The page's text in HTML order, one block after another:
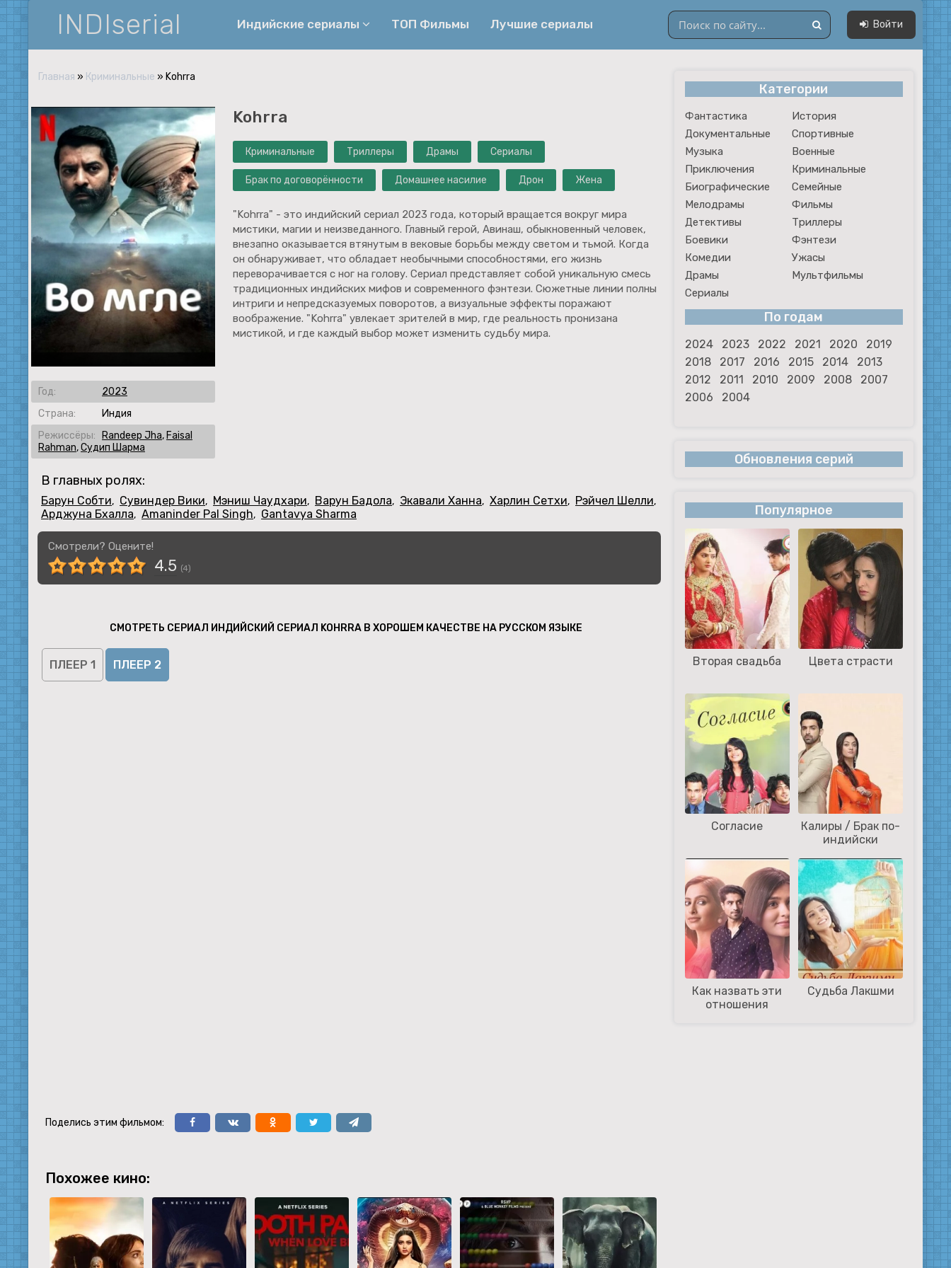
INDIserial Индийские сериалы
История
Документальные
Спортивные
Музыка
Военные
Биографические
Семейные
Мелодрамы
Фильмы
Боевики
Фэнтези
Комедии
Ужасы
Мультфильмы
Сериалы
ТОП Фильмы Лучшие сериалы Войти
Главная » Криминальные » Kohrra
Kohrra
Криминальные Триллеры Драмы Сериалы
Брак по договорённости Домашнее насилие Дрон Жена
"Kohrra" - это индийский сериал 2023 года, который вращается вокруг мира
мистики, магии и неизведанного. Главный герой, Авинаш, обыкновенный человек,
внезапно оказывается втянутым в вековые борьбы между светом и тьмой. Когда
он обнаруживает, что обладает необычными способностями, его жизнь
переворачивается с ног на голову. Сериал представляет собой уникальную смесь
традиционных индийских мифов и современного фэнтези. Сюжетные линии полны
интриги и непредсказуемых поворотов, а визуальные эффекты поражают
воображение. "Kohrra" увлекает зрителей в мир, где реальность пронизана
мистикой, и где каждый выбор может изменить судьбу мира.
Год:
2023
Страна:
Индия
Режиссёры:
Randeep Jha, Faisal
Rahman,Судип Шарма
В главных ролях:
Барун Собти, Сувиндер Вики, Мэниш Чаудхари, Варун Бадола, Экавали Ханна, Харлин Сетхи, Рэйчел Шелли,
Арджуна Бхалла, Amaninder Pal Singh, Gantavya Sharma
Смотрели? Оцените!
4.5 (4)
СМОТРЕТЬ СЕРИАЛ ИНДИЙСКИЙ СЕРИАЛ KOHRRA В ХОРОШЕМ КАЧЕСТВЕ НА РУССКОМ ЯЗЫКЕ
ПЛЕЕР 1 ПЛЕЕР 2
Поделись этим фильмом:
Похожее кино:
Категории
Фантастика
История
Документальные
Спортивные
Музыка
Военные
Приключения
Криминальные
Биографические
Семейные
Мелодрамы
Фильмы
Детективы
Триллеры
Боевики
Фэнтези
Комедии
Ужасы
Драмы
Мультфильмы
Сериалы
По годам
2024 2023 2022 2021 2020
2019
2018
2017 2016 2015 2014
2013
2012
2011 2010 2009 2008
2007
2006
2004
Обновления серий
Популярное
Вторая свадьба Цвета страсти
Согласие
Калиры / Брак по-
индийски
Как назвать эти
отношения
Судьба Лакшми